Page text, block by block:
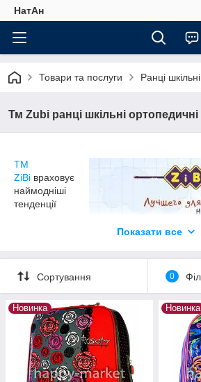
НатАн
Товари та послуги Ранці
Тм Zubi ранці шкільні ортопедичні
ТМ
ZiBi враховує
наймодніші
тенденції
виробництві. В
сучасних
дизайнах
текстильних
колекційZiBi
використовують
ся яскраві
кольори, оригінальні елементи декору і
яких лежать найбільш популярні моделі
продукції.
Показати все
Сортування 0
Новинка Новинка